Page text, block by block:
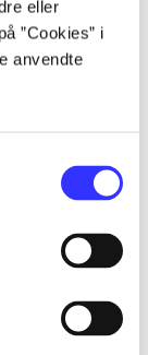
eller
”Cookies” i
anvendte